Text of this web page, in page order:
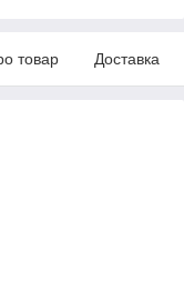
товар Доставка